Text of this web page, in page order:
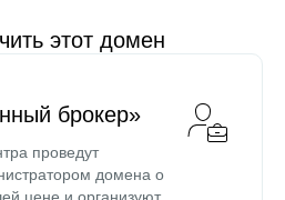
этот домен
брокер»
проведут
домена о